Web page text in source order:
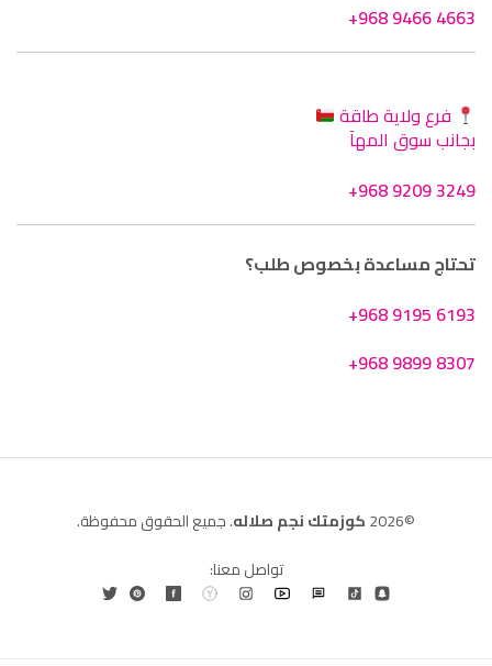
+968 9466 4663
فرع ولاية طاقة
بجانب سوق المهآ
+968 9209 3249
تحتاج مساعدة بخصوص طلب؟
+968 9195 6193
+968 9899 8307
©2026 كوزمتك نجم صلاله. جميع الحقوق محفوظة.
تواصل معنا: